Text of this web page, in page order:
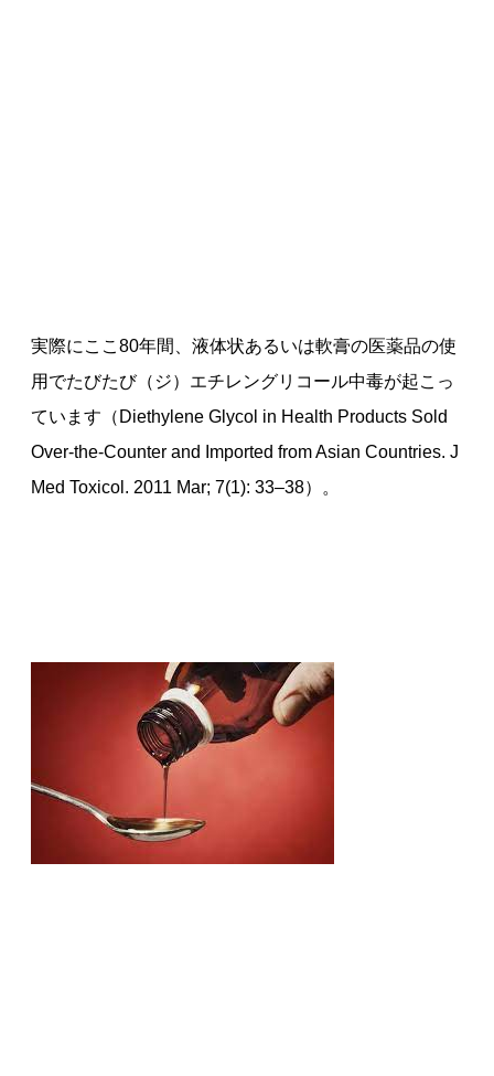
実際にここ80年間、液体状あるいは軟膏の医薬品の使
用でたびたび（ジ）エチレングリコール中毒が起こっ
ています（Diethylene Glycol in Health Products Sold
Over-the-Counter and Imported from Asian Countries. J
Med Toxicol. 2011 Mar; 7(1): 33–38）。